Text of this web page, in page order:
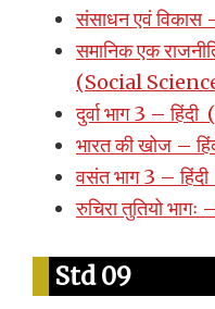
संसाधन एवं
समानिक एक
(Social
दुर्वा भाग 3 –
भारत की खोज –
वसंत भाग 3 –
रुचिरा तुतियो
Std 09